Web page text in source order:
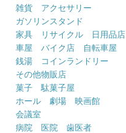
雑貨 アクセサリー
ガソリンスタンド
家具 リサイクル 日用品店
車屋 バイク店 自転車屋
銭湯 コインランドリー
その他物販店
菓子 駄菓子屋
ホール 劇場 映画館
会議室
病院 医院 歯医者